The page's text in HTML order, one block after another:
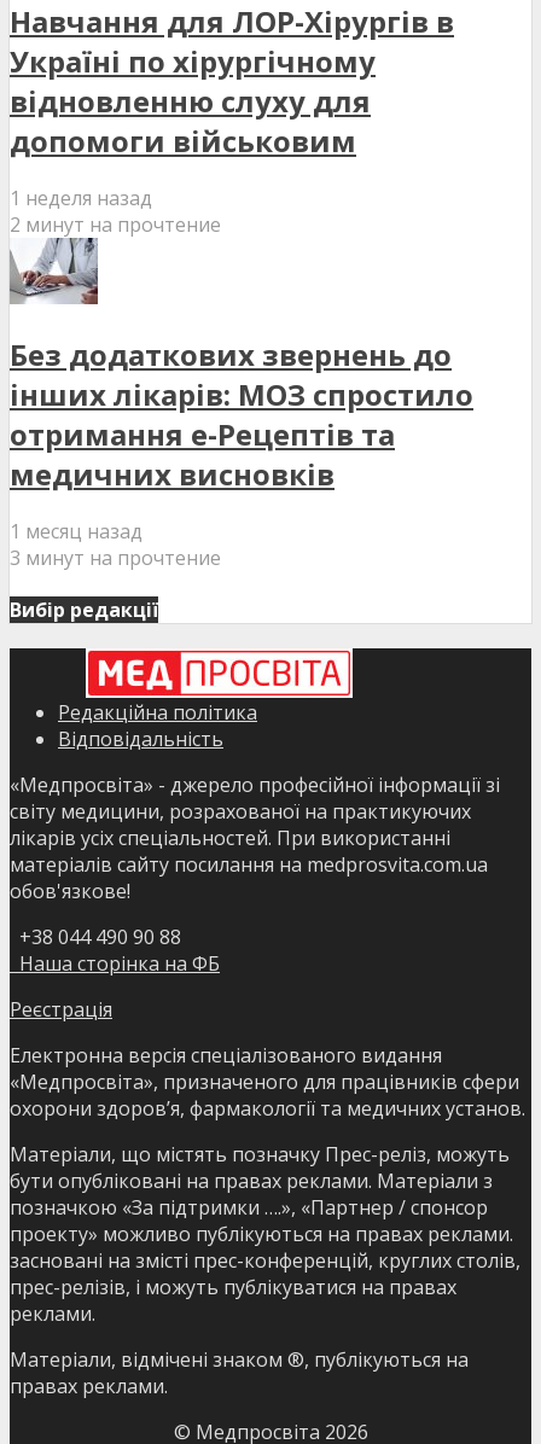
Навчання для ЛОР-Хірургів в
Україні по хірургічному
відновленню слуху для
допомоги військовим
1 неделя назад
2 минут на прочтение
Без додаткових звернень до
інших лікарів: МОЗ спростило
отримання е-Рецептів та
медичних висновків
1 месяц назад
3 минут на прочтение
Вибір редакції
Редакційна політика
Відповідальність
«Медпросвіта» - джерело професійної інформації зі
світу медицини, розрахованої на практикуючих
лікарів усіх спеціальностей. При використанні
матеріалів сайту посилання на medprosvita.com.ua
обов'язкове!
+38 044 490 90 88
Наша сторінка на ФБ
Реєстрація
Електронна версія спеціалізованого видання
«Медпросвіта», призначеного для працівників сфери
охорони здоров’я, фармакології та медичних установ.
Матеріали, що містять позначку Прес-реліз, можуть
бути опубліковані на правах реклами. Матеріали з
позначкою «За підтримки ….», «Партнер / спонсор
проекту» можливо публікуються на правах реклами.
засновані на змісті прес-конференцій, круглих столів,
прес-релізів, і можуть публікуватися на правах
реклами.
Матеріали, відмічені знаком ®, публікуються на
правах реклами.
© Медпросвіта 2026